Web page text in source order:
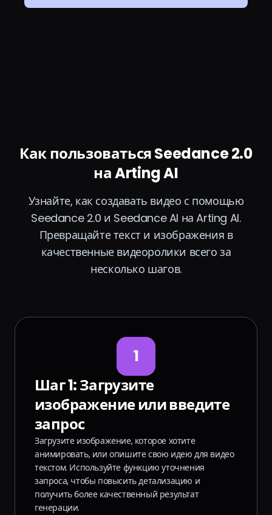
Как пользоваться Seedance 2.0
на Arting AI
Узнайте, как создавать видео с помощью
Seedance 2.0 и Seedance AI на Arting AI.
Превращайте текст и изображения в
качественные видеоролики всего за
несколько шагов.
1
Шаг 1: Загрузите
изображение или введите
запрос
Загрузите изображение, которое хотите
анимировать, или опишите свою идею для видео
текстом. Используйте функцию уточнения
запроса, чтобы повысить детализацию и
получить более качественный результат
генерации.